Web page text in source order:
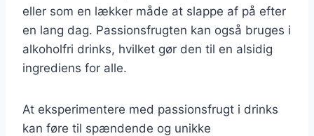
eller som en lækker måde at slappe af på efter
en lang dag. Passionsfrugten kan også bruges i
alkoholfri drinks, hvilket gør den til en alsidig
ingrediens for alle.
At eksperimentere med passionsfrugt i drinks
kan føre til spændende og unikke